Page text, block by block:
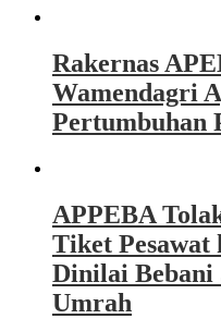
Rakernas
Wamendagri
Pertumbuhan
APPEBA
Tiket Pesawat
Dinilai Bebani
Umrah